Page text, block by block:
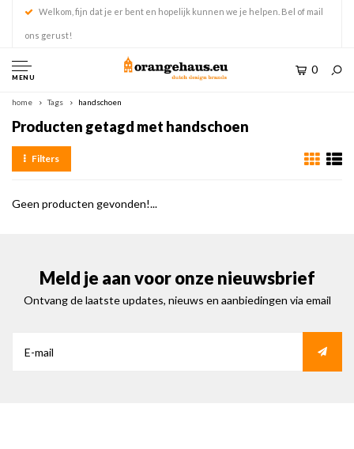
Welkom, fijn dat je er bent en hopelijk kunnen we je helpen. Bel of mail
ons gerust!
MENU
0
home Tags handschoen
Producten getagd met handschoen
Filters
Geen producten gevonden!...
Meld je aan voor onze nieuwsbrief
Ontvang de laatste updates, nieuws en aanbiedingen via email